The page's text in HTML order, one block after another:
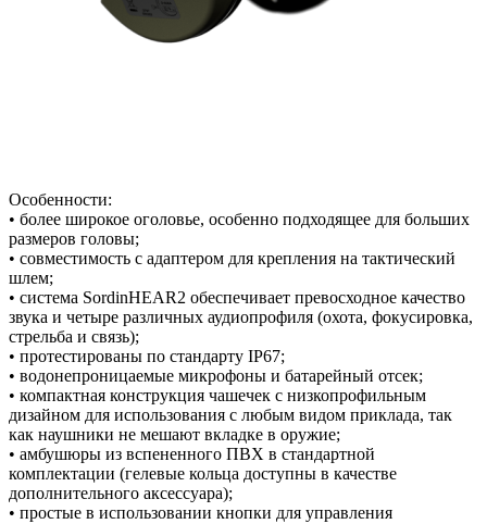
Особенности:
• более широкое оголовье, особенно подходящее для больших
размеров головы;
• совместимость с адаптером для крепления на тактический
шлем;
• система SordinHEAR2 обеспечивает превосходное качество
звука и четыре различных аудиопрофиля (охота, фокусировка,
стрельба и связь);
• протестированы по стандарту IP67;
• водонепроницаемые микрофоны и батарейный отсек;
• компактная конструкция чашечек с низкопрофильным
дизайном для использования с любым видом приклада, так
как наушники не мешают вкладке в оружие;
• амбушюры из вспененного ПВХ в стандартной
комплектации (гелевые кольца доступны в качестве
дополнительного аксессуара);
• простые в использовании кнопки для управления